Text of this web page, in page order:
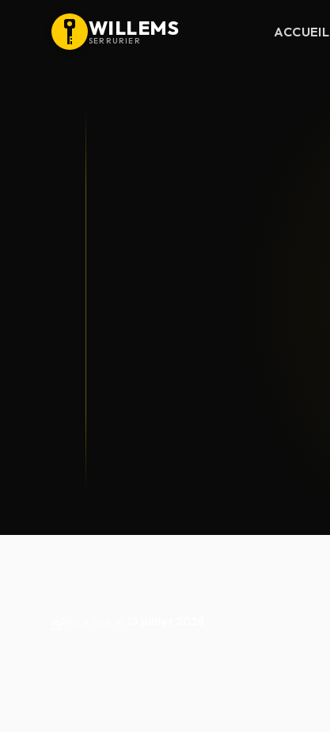
WILLEMS
SERRURIER
ACCUEIL